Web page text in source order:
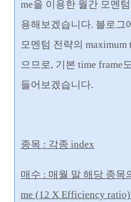
me을 이용한 월간 모멘
용해보겠습니다. 블로그
모멘텀 전략의 maximum
으므로, 기본 time frame
들어보겠습니다.
종목 : 각종 index
매수 : 매월 말 해당 종목
me (12 X Efficiency